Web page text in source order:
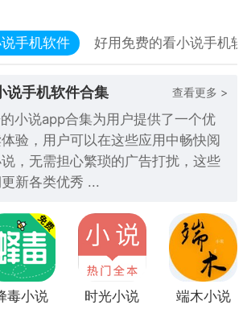
手机软件 好用免费的看小说手机
说手机软件合集 查看更多 >
小说app合集为用户提供了一个优
验，用户可以在这些应用中畅快阅
，无需担心繁琐的广告打扰，这些
新各类优秀 ...
毒小说 时光小说 端木小说